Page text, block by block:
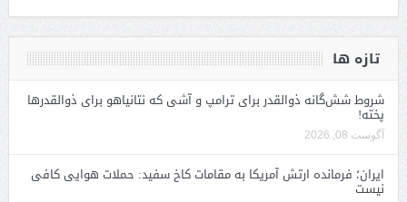
تازه ها
شروط شش‌گانه ذوالقدر برای ترامپ و آشی که نتانیاهو برای ذوالقدرها
پخته!
آگوست 08, 2026
ایران؛ فرمانده ارتش آمریکا به مقامات کاخ سفید: حملات هوایی کافی
نیست